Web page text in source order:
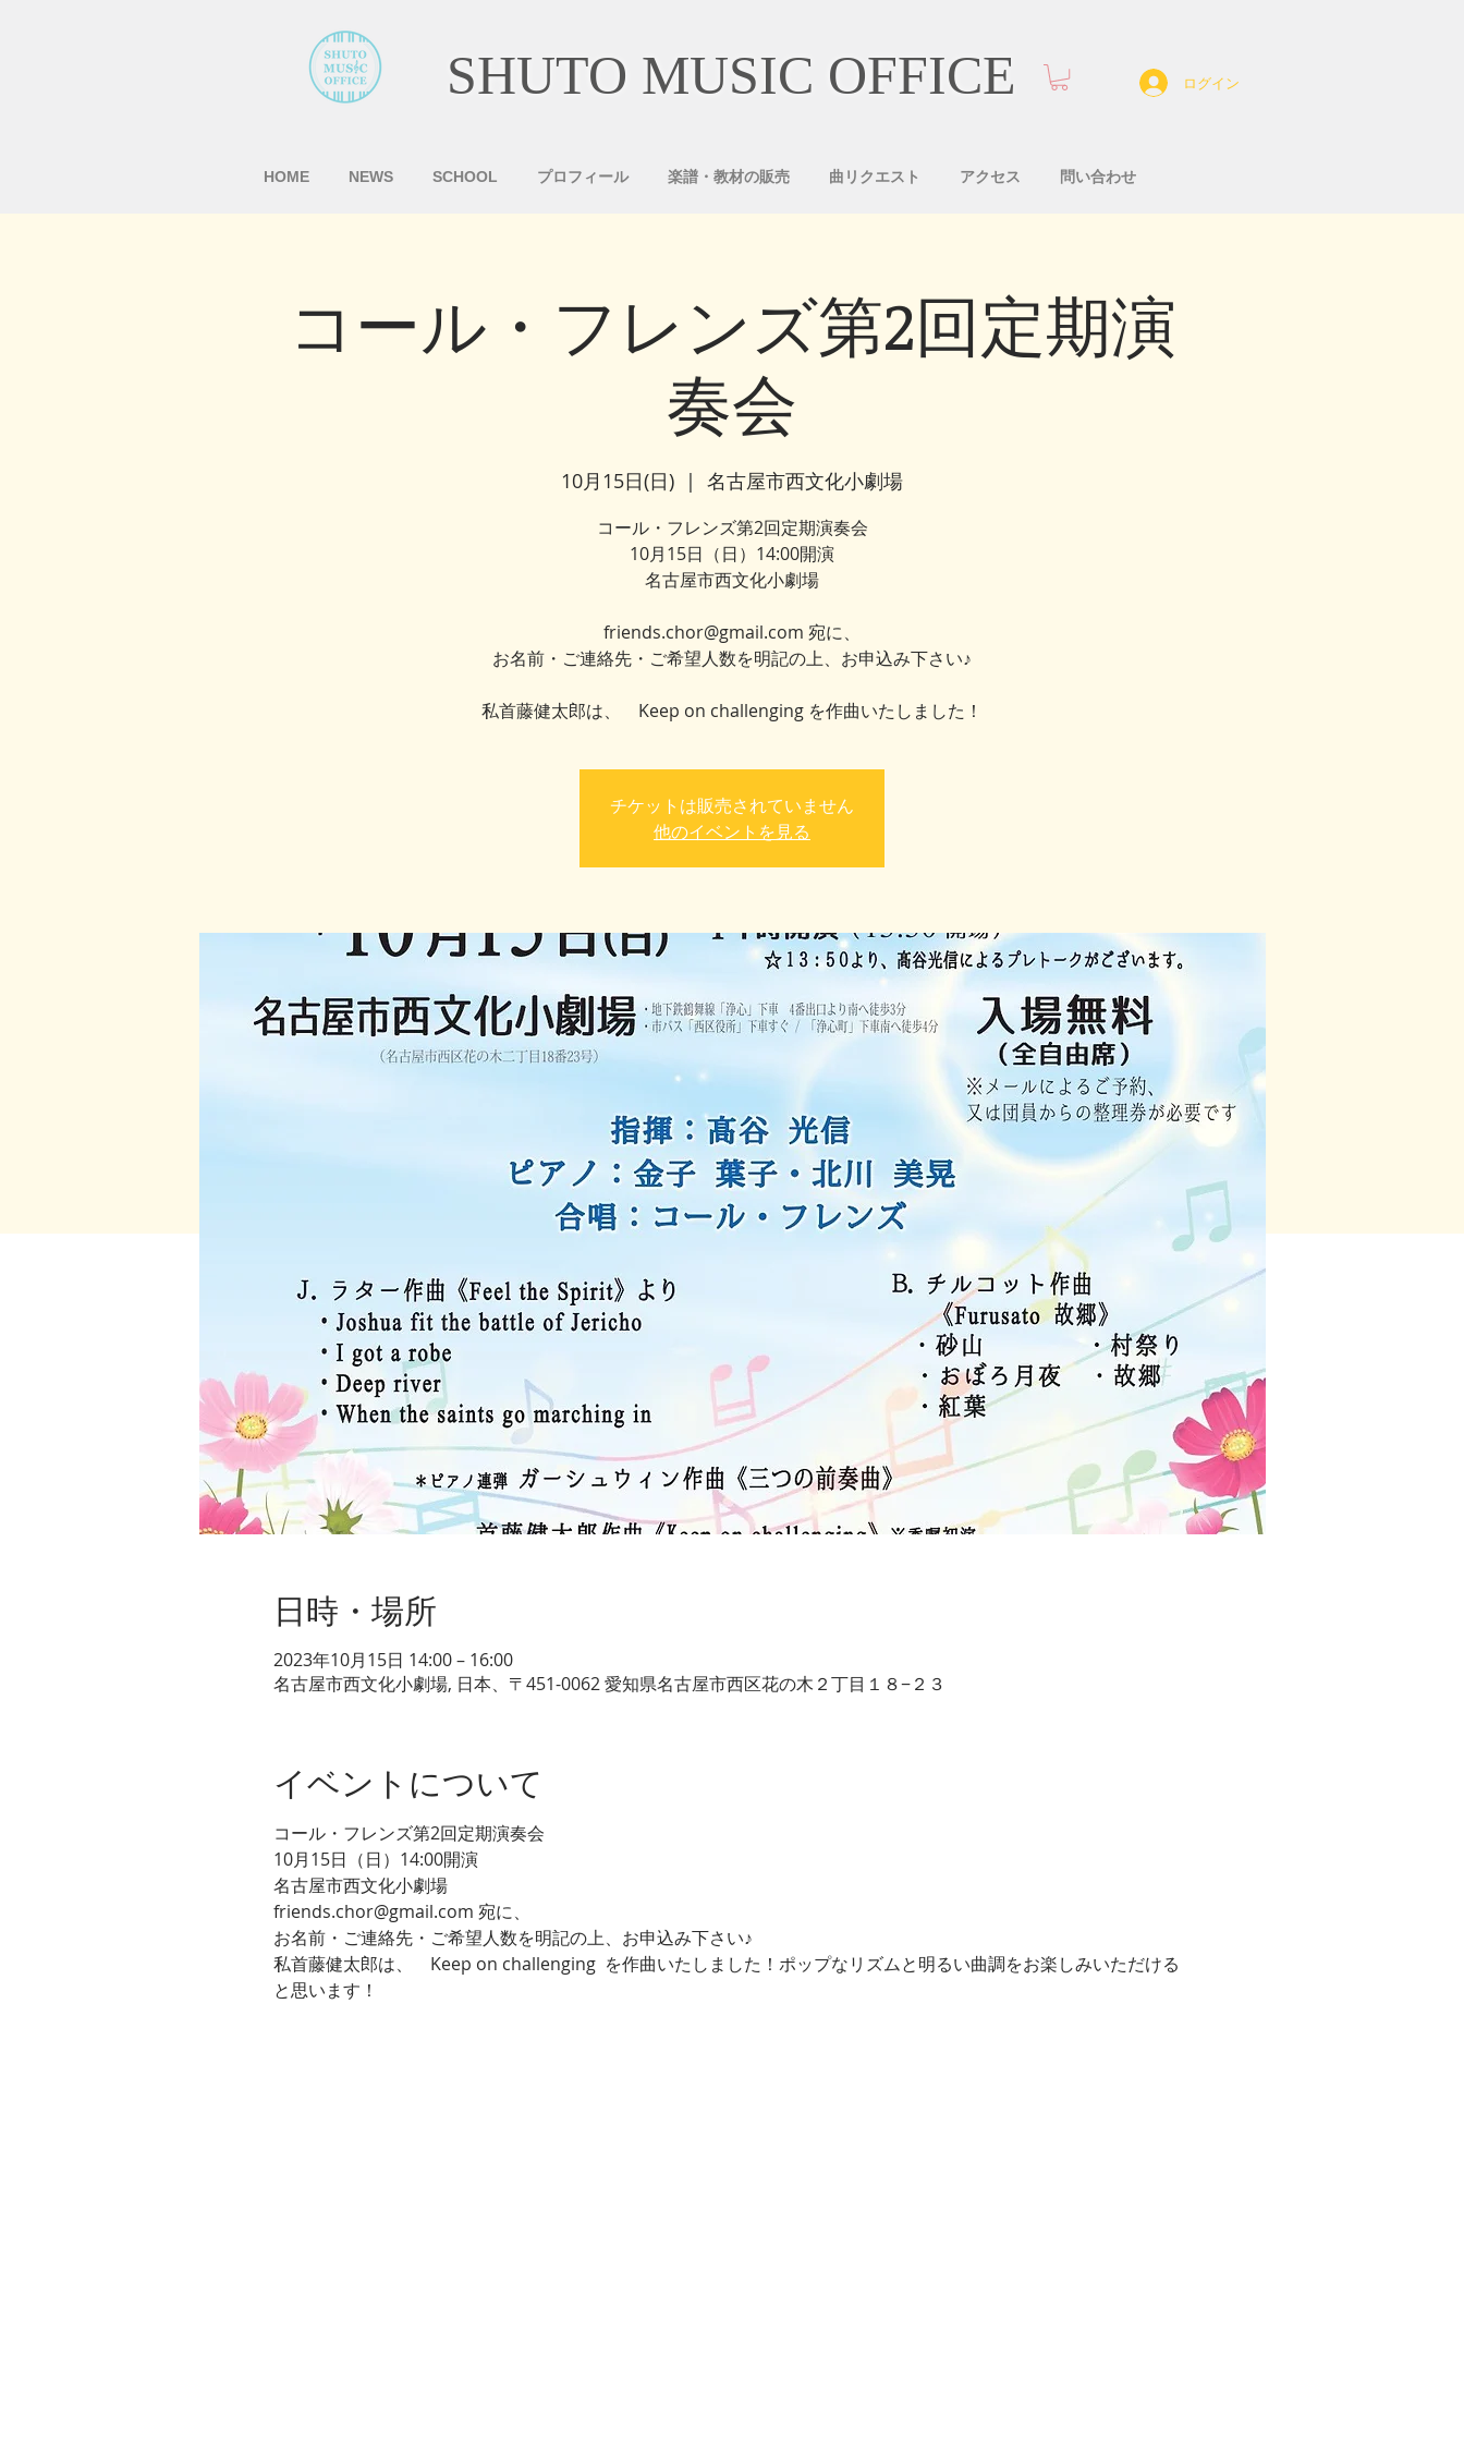
SHUTO MUSIC OFFICE ログイン
HOME NEWS SCHOOL プロフィール 楽譜・教材の販売 曲リクエスト アクセス 問い合わせ
コール・フレンズ第2回定期演
奏会
10月15日(日)
  |
名古屋市西文化小劇場
コール・フレンズ第2回定期演奏会
10月15日（日）14:00開演
名古屋市西文化小劇場
friends.chor@gmail.com 宛に、
お名前・ご連絡先・ご希望人数を明記の上、お申込み下さい♪
チケットは販売されていません
他のイベントを見る
日時・場所
2023年10月15日 14:00 – 16:00
名古屋市西文化小劇場, 日本、〒451-0062 愛知県名古屋市西区花の木２丁目１８−２３
イベントについて
コール・フレンズ第2回定期演奏会
10月15日（日）14:00開演
名古屋市西文化小劇場
friends.chor@gmail.com 宛に、
お名前・ご連絡先・ご希望人数を明記の上、お申込み下さい♪
私首藤健太郎は、　Keep on challenging  を作曲いたしました！ポップなリズムと明るい曲調をお楽しみいただける
と思います！